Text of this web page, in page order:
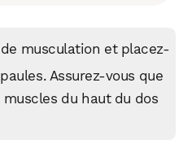
musculation et placez-
Assurez-vous que
du haut du dos